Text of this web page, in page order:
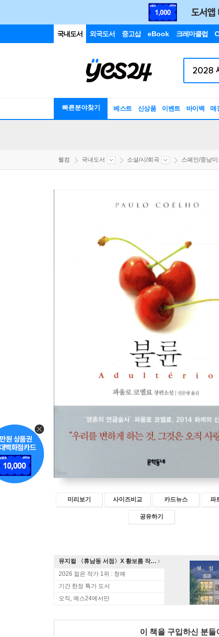
국내도서 외국도서 중고샵 eBook 크레마클럽
빠른분야찾기 베스트 신상품 이벤트 바이백 매
웰컴 국내도서 소설/시/희곡 스페인/중남미
미리보기 사이즈비교 카드뉴스 파
공유하기
뮤지컬 〈휴남동 서점〉X 황보름 작가 북토크
2026 젊은 작가 1위 : 청예
기간 한정 특가 도서
오직, 예스24에서만
이 책을 구입하신 분